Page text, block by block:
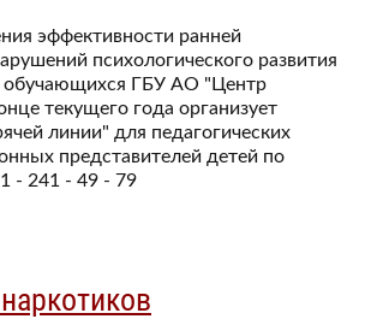
эффективности ранней
психологического развития
обучающихся ГБУ АО "Центр
текущего года организует
линии" для педагогических
представителей детей по
- 241 - 49 - 79